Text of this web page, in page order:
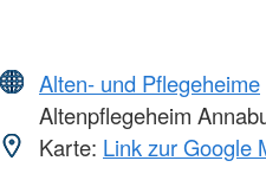
Alten- und Pflegeheime
Altenpflegeheim
Karte: Link zur Google